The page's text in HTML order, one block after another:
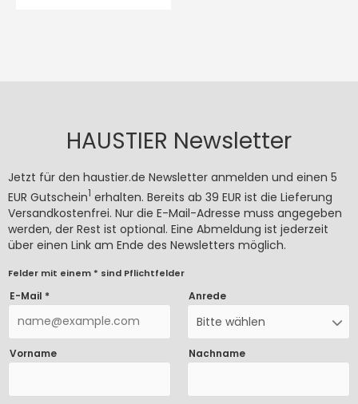
HAUSTIER Newsletter
Jetzt für den haustier.de Newsletter anmelden und einen 5
EUR Gutschein1 erhalten. Bereits ab 39 EUR ist die Lieferung
Versandkostenfrei. Nur die E-Mail-Adresse muss angegeben
werden, der Rest ist optional. Eine Abmeldung ist jederzeit
über einen Link am Ende des Newsletters möglich.
Felder mit einem * sind Pflichtfelder
E-Mail * Anrede
Bitte wählen
Vorname Nachname